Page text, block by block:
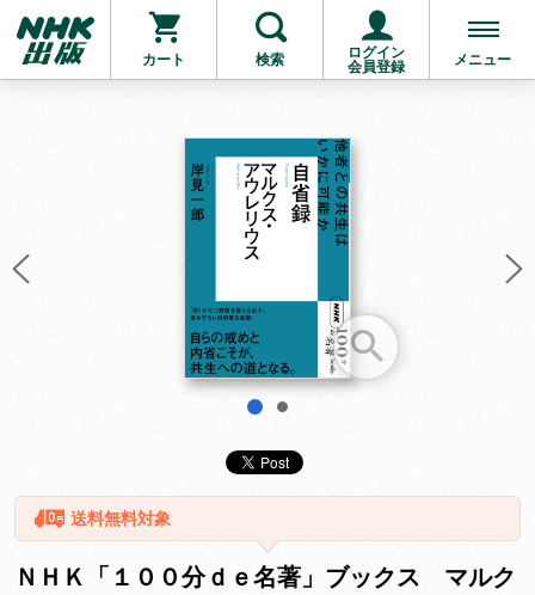
カート 検索
ログイン
会員登録
メニュー
お支払いに進む
他にも商品を買う
1
送料無料対象
ＮＨＫ「１００分ｄｅ名著」ブックス マルク